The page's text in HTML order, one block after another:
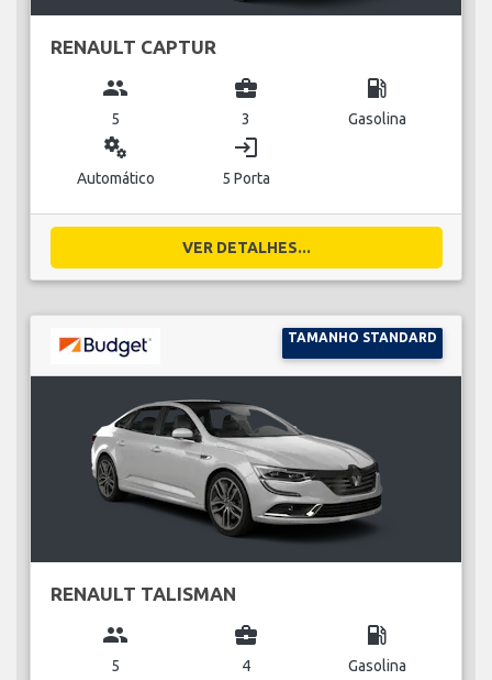
RENAULT CAPTUR
group
5
business_center
3
local_gas_station
Gasolina
miscellaneous_services
Automático
login
5 Porta
VER DETALHES...
TAMANHO STANDARD
RENAULT TALISMAN
group
5
business_center
4
local_gas_station
Gasolina